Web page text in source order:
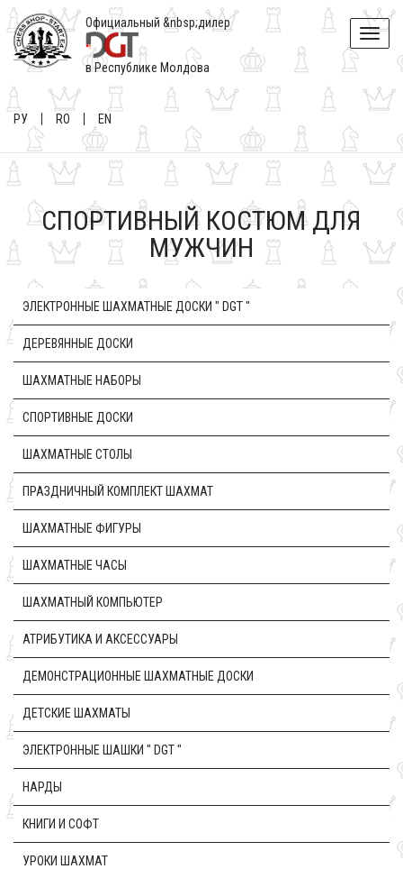
Toggle
Официальный &nbsp;дилер
в Республике Молдова
РУ RO EN
СПОРТИВНЫЙ КОСТЮМ ДЛЯ
МУЖЧИН
ЭЛЕКТРОННЫЕ ШАХМАТНЫЕ ДОСКИ " DGT "
ДЕРЕВЯННЫЕ ДОСКИ
ШАХМАТНЫЕ НАБОРЫ
CПОРТИВНЫЕ ДОСКИ
ШАХМАТНЫЕ СТОЛЫ
ПРАЗДНИЧНЫЙ КОМПЛЕКТ ШАХМАТ
ШАХМАТНЫЕ ФИГУРЫ
ШАХМАТНЫЕ ЧАСЫ
ШАХМАТНЫЙ КОМПЬЮТЕР
АТРИБУТИКА И АКСЕССУАРЫ
ДЕМОНСТРАЦИОННЫЕ ШАХМАТНЫЕ ДОСКИ
ДЕТСКИЕ ШАХМАТЫ
ЭЛЕКТРОННЫЕ ШАШКИ " DGT "
НАРДЫ
КНИГИ И СОФТ
УРОКИ ШАХМАТ